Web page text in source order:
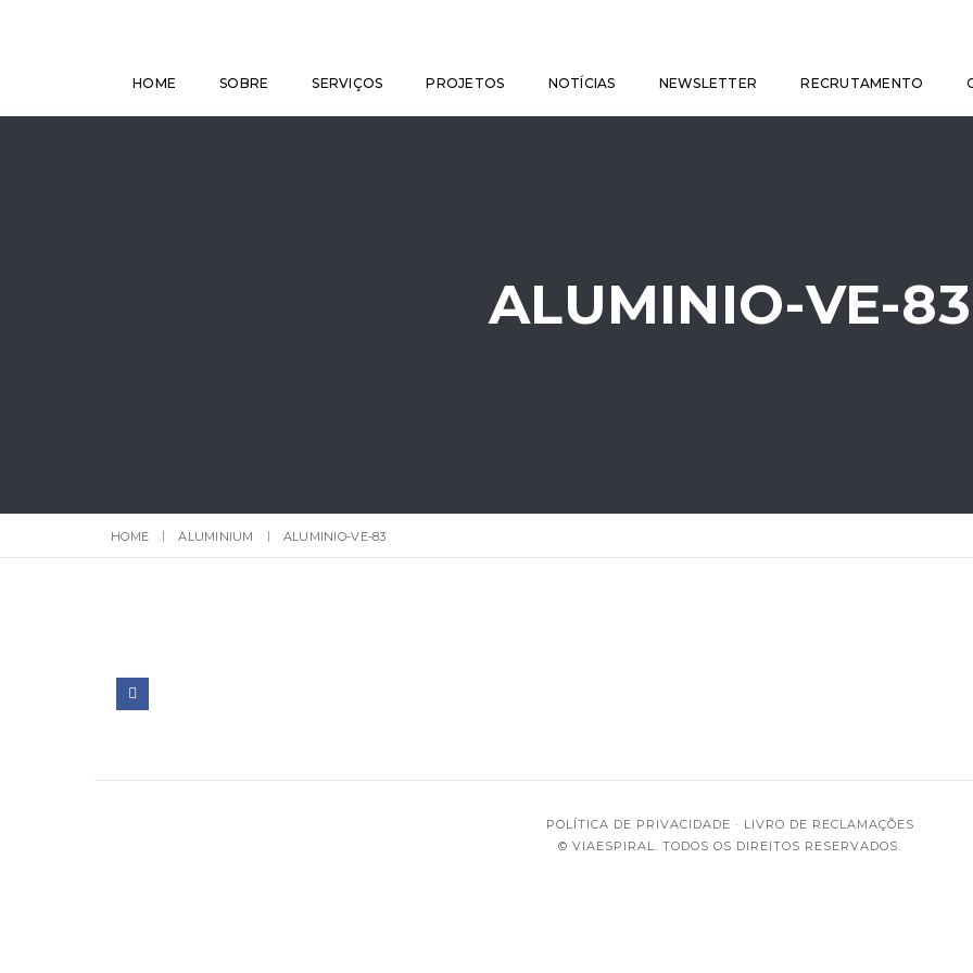
HOME SOBRE SERVIÇOS PROJETOS NOTÍCIAS NEWSLETTER RECRUTAMENTO
ALUMINIO-VE-83
HOME ALUMINIUM ALUMINIO-VE-83
POLÍTICA DE PRIVACIDADE · LIVRO DE RECLAMAÇÕES
© VIAESPIRAL. TODOS OS DIREITOS RESERVADOS.